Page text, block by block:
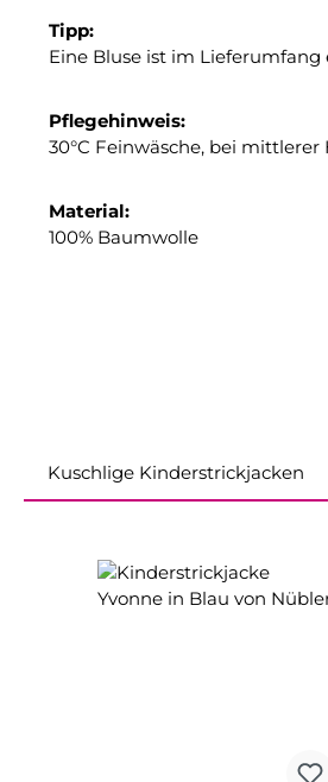
Tipp:
Eine Bluse ist im Lieferumfang
Pflegehinweis:
30°C Feinwäsche, bei mittlerer
Material:
100% Baumwolle
Kuschlige Kinderstrickjacken